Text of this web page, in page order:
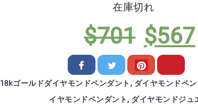
$701
元
の
価
格
は
$701
で
$567
在庫切れ
18kゴールドダイヤモンドペンダント , ダイヤモンドペ
イヤモンドペンダント, ダイヤモンドジュ